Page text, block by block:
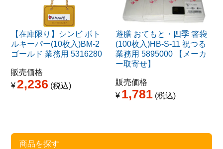
【在庫限り】シンビ ボト
ルキーパー(10枚入)BM-2
ゴールド 業務用 5316280
販売価格
¥2,236 税込
遊膳 おてもと・四季 箸袋
(100枚入)HB-S-11 祝つる
業務用 5895000 【メーカ
ー取寄せ】
販売価格
¥ 1,781 税込
商品を探す